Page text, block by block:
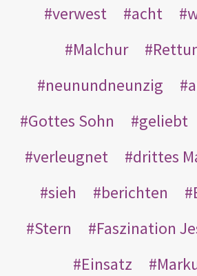
verwest
acht
Malchur
neunundneunzig
Gottes Sohn
geliebt
verleugnet
drittes
sieh
berichten
Stern
Faszination
Einsatz